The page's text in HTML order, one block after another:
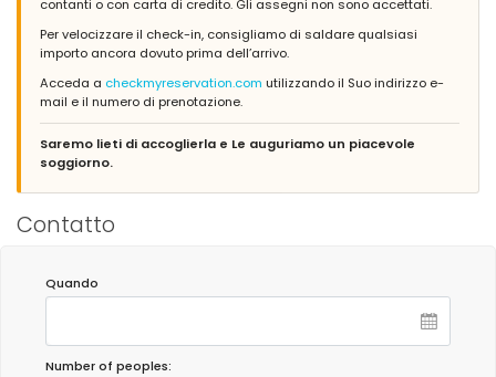
contanti o con carta di credito. Gli assegni non sono accettati.
Per velocizzare il check-in, consigliamo di saldare qualsiasi
importo ancora dovuto prima dell’arrivo.
Acceda a checkmyreservation.com utilizzando il Suo indirizzo e-
mail e il numero di prenotazione.
Saremo lieti di accoglierla e Le auguriamo un piacevole
soggiorno.
Contatto
Quando
Number of peoples: